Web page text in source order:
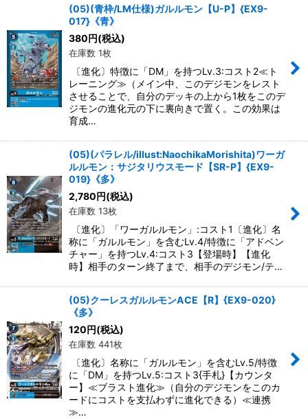
(05)(青枠/LM仕様)ガルルモン【U-P】{EX9-
017}《青》
380 円(税込)
在庫数 1枚
〔進化〕特徴に「DM」を持つLv.3:コスト2≪ト
レーニング≫（メイン中、このデジモンをレスト
させることで、自分のデッキの上から1枚をこのデ
ジモンの進化元の下に裏向きで置く。この効果は
育成…
(05)(パラレル/illust:NaochikaMorishita)ワーガ
ルルモン：サジタリウスモード【SR-P】{EX9-
019}《多》
2,780 円(税込)
在庫数 13枚
〔進化〕「ワーガルルモン」:コスト1〔進化〕名
称に「ガルルモン」を含むLv.4/特徴に「アドベン
チャー」を持つLv.4:コスト3【登場時】【進化
時】相手のターン終了まで、相手のデジモン/テ…
(05)クーレスガルルモンACE【R】{EX9-020}
《多》
120 円(税込)
在庫数 441枚
〔進化〕名称に「ガルルモン」を含むLv.5/特徴
に「DM」を持つLv.5:コスト3{手札}【カウンタ
ー】≪ブラスト進化≫（自分のデジモンをこのカ
ードにコストを支払わずに進化できる）≪連携
≫…